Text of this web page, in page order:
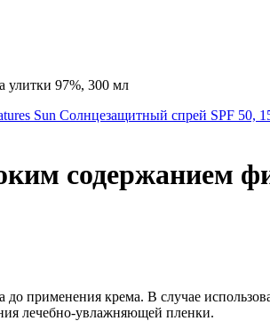
улитки 97%, 300 мл
Sun Солнцезащитный спрей SPF 50,
содержанием
до применения крема. В случае
лечебно-увлажняющей пленки.